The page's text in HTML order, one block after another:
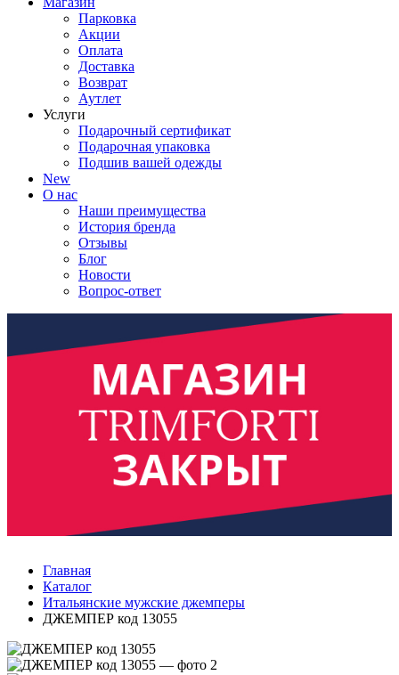
Парковка
Акции
Оплата
Доставка
Возврат
Аутлет
Услуги
Подарочный сертификат
Подарочная упаковка
Подшив вашей одежды
New
О нас
Наши преимущества
История бренда
Отзывы
Блог
Новости
Вопрос-ответ
Главная
Каталог
Итальянские мужские джемперы
ДЖЕМПЕР код 13055